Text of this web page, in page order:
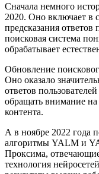
Сначала немного
2020. Оно включает в
предсказания ответов
поисковая система
обрабатывает
Обновление
Оно оказало
ответов
обращать внимание на
контента.
А в ноябре 2022 года
алгоритмы YALM и
Проксима, отвечающие
технология